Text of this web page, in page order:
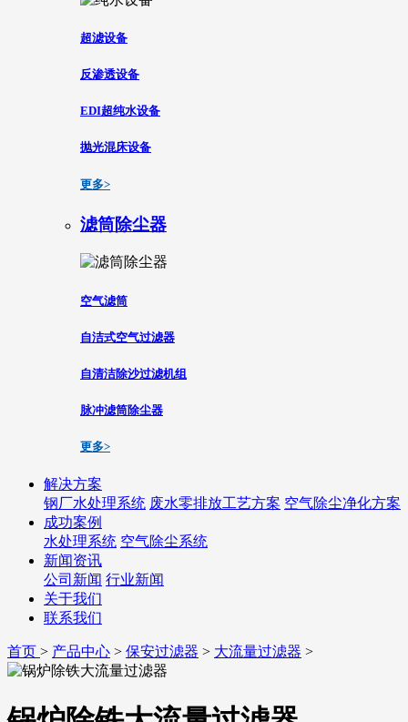
超滤设备
反渗透设备
EDI超纯水设备
抛光混床设备
更多>
滤筒除尘器
空气滤筒
自洁式空气过滤器
自清洁除沙过滤机组
脉冲滤筒除尘器
更多>
解决方案
钢厂水处理系统 废水零排放工艺方案 空气除尘净化方案
成功案例
水处理系统 空气除尘系统
新闻资讯
公司新闻 行业新闻
关于我们
联系我们
首页 > 产品中心 > 保安过滤器 > 大流量过滤器 >